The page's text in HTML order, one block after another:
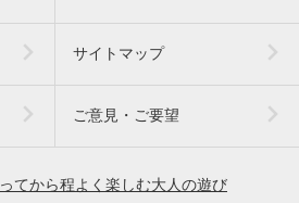
サイトマップ
ご意見・ご要望
てから程よく楽しむ大人の遊び